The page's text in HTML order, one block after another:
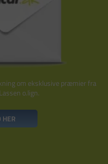
om eksklusive præmier fra
o.lign.